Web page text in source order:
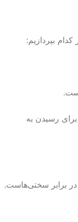
بپردازیم:
رسیدن به
برابر سختی‌هاست.